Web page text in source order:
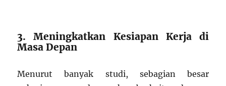
3. Meningkatkan Kesiapan Kerja di
Masa Depan
Menurut banyak studi, sebagian besar